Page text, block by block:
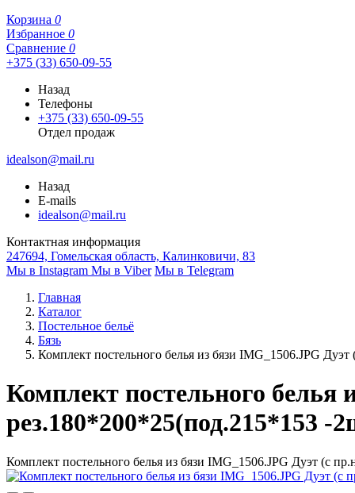
Корзина 0
Избранное 0
Сравнение 0
+375 (33) 650-09-55
Назад
Телефоны
+375 (33) 650-09-55
Отдел продаж
idealson@mail.ru
Назад
E-mails
idealson@mail.ru
Контактная информация
247694, Гомельская область, Калинковичи, 83
Мы в Instagram Мы в Viber Мы в Telegram
Главная
Каталог
Постельное бельё
Бязь
Комплект постельного белья из бязи IMG_1506.JPG
Комплект постельного белья
рез.180*200*25(под.215*153 -
Комплект постельного белья из бязи IMG_1506.JPG Дуэт (с